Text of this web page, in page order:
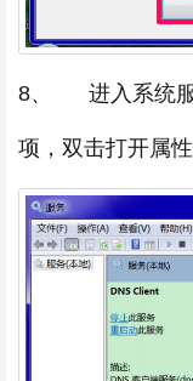
8、 进入系统服
项，双击打开属性